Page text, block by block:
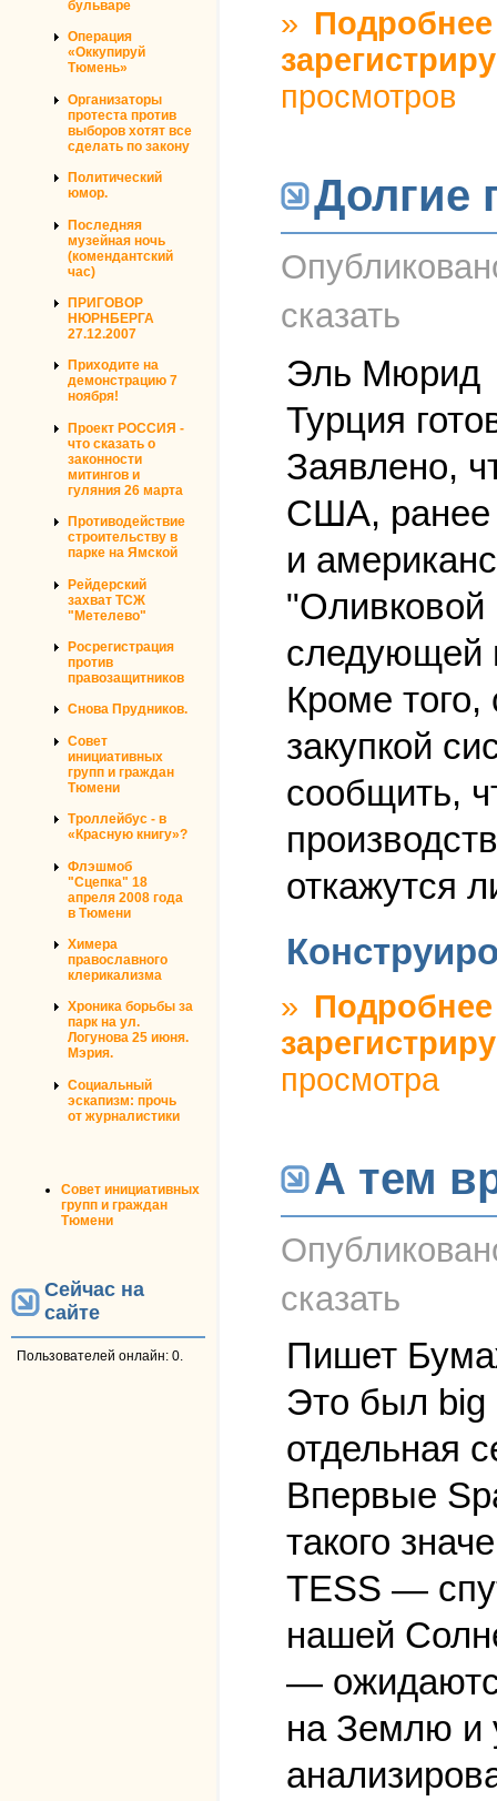
бульваре
Операция
«Оккупируй
Тюмень»
Организаторы
протеста против
выборов хотят все
сделать по закону
Политический
юмор.
Последняя
музейная ночь
(комендантский
час)
ПРИГОВОР
НЮРНБЕРГА
27.12.2007
Приходите на
демонстрацию 7
ноября!
Проект РОССИЯ -
что сказать о
законности
митингов и
гуляния 26 марта
Противодействие
строительству в
парке на Ямской
Рейдерский
захват ТСЖ
"Метелево"
Росрегистрация
против
правозащитников
Снова Прудников.
Совет
инициативных
групп и граждан
Тюмени
Троллейбус - в
«Красную книгу»?
Флэшмоб
"Сцепка" 18
апреля 2008 года
в Тюмени
Химера
православного
клерикализма
Хроника борьбы за
парк на ул.
Логунова 25 июня.
Мэрия.
Социальный
эскапизм: прочь
от журналистики
Совет инициативных
групп и граждан
Тюмени
Сейчас на
сайте
Пользователей онлайн: 0.
» Подробнее
просмотров
Долгие
сказать
Эль Мюрид
Турция
Заявлено,
США, ранее
и
следующей
Кроме
закупкой
сообщить,
откажутся
» Подробнее
просмотра
А тем
сказать
Пишет
Это был big
отдельная
Впервые
такого
TESS —
нашей
—
на Землю и